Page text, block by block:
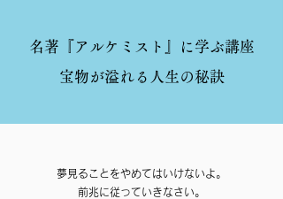
名著『アルケミスト』に学ぶ講座
宝物が溢れる人生の秘訣
夢見ることをやめてはいけないよ。
​前兆に従っていきなさい。